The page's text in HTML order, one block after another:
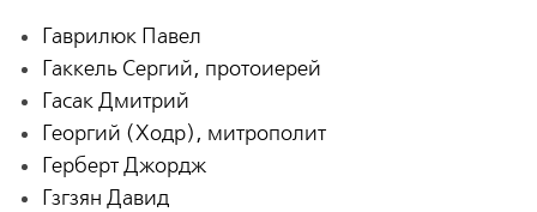
Гаврилюк Павел
Гаккель Сергий, протоиерей
Гасак Дмитрий
Георгий (Ходр), митрополит
Герберт Джордж
Гзгзян Давид